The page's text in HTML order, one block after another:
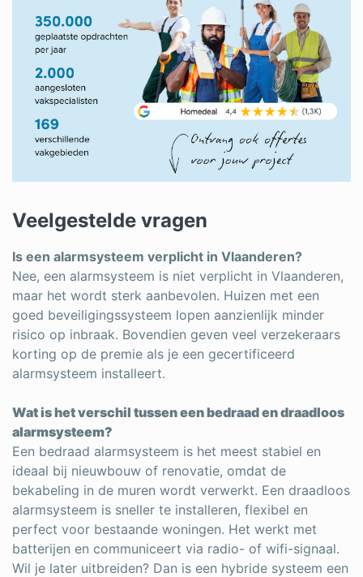
Veelgestelde vragen
Is een alarmsysteem verplicht in Vlaanderen?
Nee, een alarmsysteem is niet verplicht in Vlaanderen,
maar het wordt sterk aanbevolen. Huizen met een
goed beveiligingssysteem lopen aanzienlijk minder
risico op inbraak. Bovendien geven veel verzekeraars
korting op de premie als je een gecertificeerd
alarmsysteem installeert.
Wat is het verschil tussen een bedraad en draadloos
alarmsysteem?
Een bedraad alarmsysteem is het meest stabiel en
ideaal bij nieuwbouw of renovatie, omdat de
bekabeling in de muren wordt verwerkt. Een draadloos
alarmsysteem is sneller te installeren, flexibel en
perfect voor bestaande woningen. Het werkt met
batterijen en communiceert via radio- of wifi-signaal.
Wil je later uitbreiden? Dan is een hybride systeem een